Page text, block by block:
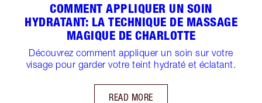
COMMENT APPLIQUER UN SOIN
HYDRATANT: LA TECHNIQUE DE MASSAGE
MAGIQUE DE CHARLOTTE
Découvrez comment appliquer un soin sur votre
visage pour garder votre teint hydraté et éclatant.
READ MORE